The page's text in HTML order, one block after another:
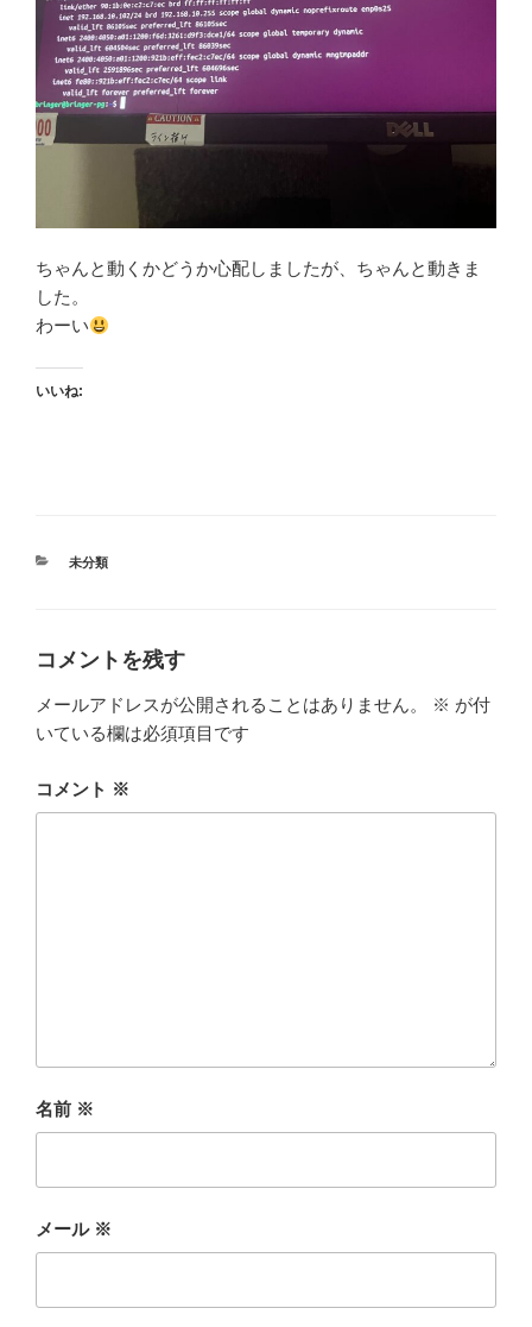
ちゃんと動くかどうか心配しましたが、ちゃんと動きま
した。
わーい
いいね:
カ
未分類
コメントを残す
メールアドレスが公開されることはありません。 ※ が付
いている欄は必須項目です
コメント ※
名前 ※
メール ※